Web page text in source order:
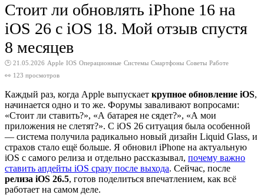
Стоит ли обновлять iPhone 16 на
iOS 26 с iOS 18. Мой отзыв спустя
8 месяцев
🕑 21.05.2026 Apple IOS Операционные Системы Смартфоны Советы Работе
👀 123 просмотров
Каждый раз, когда Apple выпускает крупное обновление iOS,
начинается одно и то же. Форумы заваливают вопросами:
«Стоит ли ставить?», «А батарея не сядет?», «А мои
приложения не слетят?». С iOS 26 ситуация была особенной
— система получила радикально новый дизайн Liquid Glass, и
страхов стало ещё больше. Я обновил iPhone на актуальную
iOS с самого релиза и отдельно рассказывал, почему важно
ставить апдейты iOS сразу после выхода. Сейчас, после
релиза iOS 26.5, готов поделиться впечатлением, как всё
работает на самом деле.